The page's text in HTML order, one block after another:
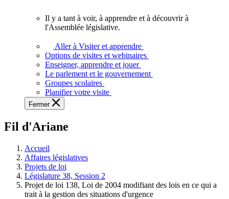
voir,
apprendre
et
à
à
législative.
Il y a tant à voir, à apprendre et à découvrir à
l'Assemblée législative.
Aller à Visiter et apprendre
Options de visites et webinaires
Enseigner, apprendre et jouer
Le parlement et le gouvernement
Groupes scolaires
Planifier votre visite
Fermer
Fil d'Ariane
Accueil
Affaires législatives
Projets de loi
Législature 38, Session 2
Projet de loi 138, Loi de 2004 modifiant des lois en ce qui a
trait à la gestion des situations d'urgence